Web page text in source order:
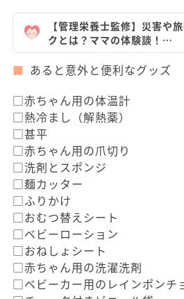
【管理栄養士監修】災害や
クとは？ママの体験談！…
あると意外と便利なグッズ
□赤ちゃん用の体温計
□熱冷まし（解熱薬）
□甚平
□赤ちゃん用の爪切り
□洗剤とスポンジ
□麺カッター
□ふりかけ
□おむつ替えシート
□ベビーローション
□おねしょシート
□赤ちゃん用の洗濯洗剤
□ベビーカー用のレインポンチ